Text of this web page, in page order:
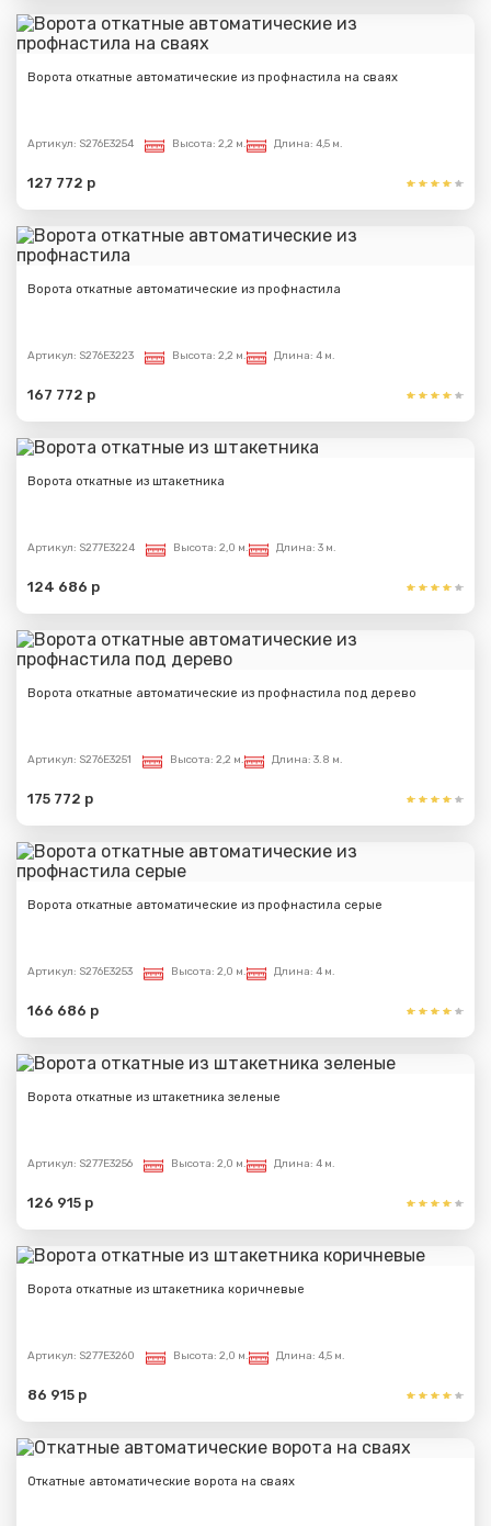
Ворота откатные автоматические из профнастила на сваях
Артикул: S276E3254 Высота: 2,2 м. Длина: 4,5 м.
127 772 р
Ворота откатные автоматические из профнастила
Артикул: S276E3223 Высота: 2,2 м. Длина: 4 м.
167 772 р
Ворота откатные из штакетника
Артикул: S277E3224 Высота: 2,0 м. Длина: 3 м.
124 686 р
Ворота откатные автоматические из профнастила под дерево
Артикул: S276E3251 Высота: 2,2 м. Длина: 3.8 м.
175 772 р
Ворота откатные автоматические из профнастила серые
Артикул: S276E3253 Высота: 2,0 м. Длина: 4 м.
166 686 р
Ворота откатные из штакетника зеленые
Артикул: S277E3256 Высота: 2,0 м. Длина: 4 м.
126 915 р
Ворота откатные из штакетника коричневые
Артикул: S277E3260 Высота: 2,0 м. Длина: 4,5 м.
86 915 р
Откатные автоматические ворота на сваях